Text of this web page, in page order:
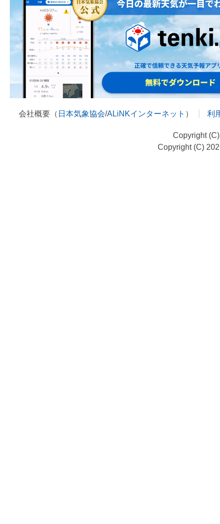
会社概要（ 日本気象協会/ALiNKインターネット ） 利
Copyright
Copyright (C)